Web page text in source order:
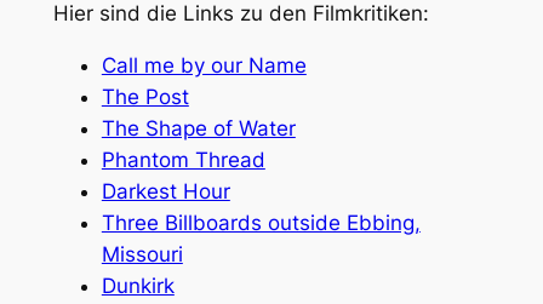
Hier sind die Links zu den Filmkritiken:
Call me by our Name
The Post
The Shape of Water
Phantom Thread
Darkest Hour
Three Billboards outside Ebbing,
Missouri
Dunkirk